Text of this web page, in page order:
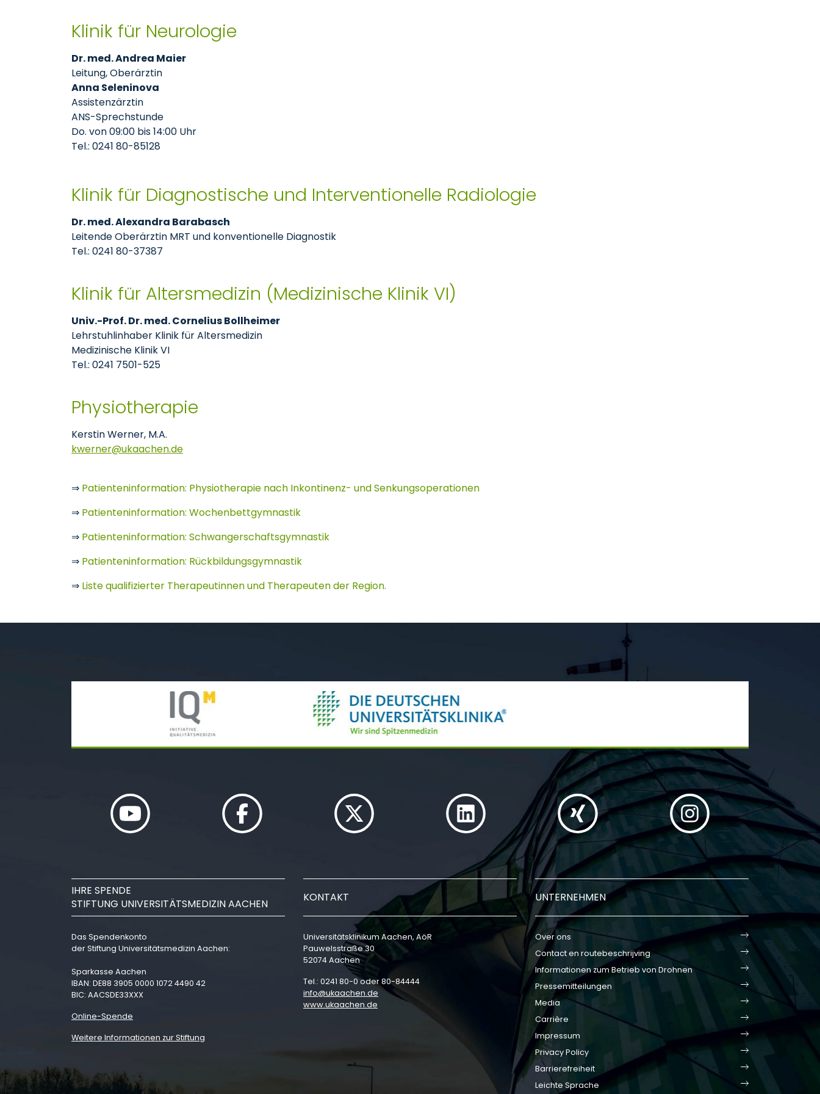
Klinik für Neurologie
Dr. med. Andrea Maier
Leitung, Oberärztin
Anna Seleninova
Assistenzärztin
ANS-Sprechstunde
Do. von 09:00 bis 14:00 Uhr
Tel.: 0241 80-85128
Klinik für Diagnostische und Interventionelle Radiologie
Dr. med. Alexandra Barabasch
Leitende Oberärztin MRT und konventionelle Diagnostik
Tel.: 0241 80-37387
Klinik für Altersmedizin (Medizinische Klinik VI)
Univ.-Prof. Dr. med. Cornelius Bollheimer
Lehrstuhlinhaber Klinik für Altersmedizin
Medizinische Klinik VI
Tel.: 0241 7501-525
Physiotherapie
Kerstin Werner, M.A.
kwerner
ukaachende
⇒ Patienteninformation: Physiotherapie nach Inkontinenz- und Senkungsoperationen
⇒ Patienteninformation: Wochenbettgymnastik
⇒ Patienteninformation: Schwangerschaftsgymnastik
⇒ Patienteninformation: Rückbildungsgymnastik
⇒ Liste qualifizierter Therapeutinnen und Therapeuten der Region.
IHRE SPENDE
STIFTUNG UNIVERSITÄTSMEDIZIN AACHEN
Das Spendenkonto
der Stiftung Universitätsmedizin Aachen:
Sparkasse Aachen
IBAN: DE88 3905 0000 1072 4490 42
BIC: AACSDE33XXX
Online-Spende
Weitere Informationen zur Stiftung
KONTAKT
Universitätsklinikum Aachen, AöR
Pauwelsstraße 30
52074 Aachen
Tel.: 0241 80-0 oder 80-84444
info
ukaachen de
www.ukaachen.de
UNTERNEHMEN
Over ons
Contact en routebeschrijving
Informationen zum Betrieb von Drohnen
Pressemitteilungen
Media
Carrière
Impressum
Privacy Policy
Barrierefreiheit
Leichte Sprache